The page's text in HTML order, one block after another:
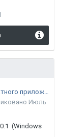
Новая версия бесплатного приложения ESET Online Scanner доступна пользователям
Июль
(Windows